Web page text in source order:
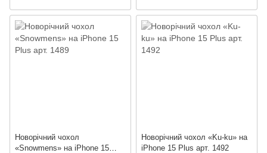
Новорічний чохол
«Snowmens» на iPhone 15
Новорічний чохол «Ku-ku» на
iPhone 15 Plus арт. 1492